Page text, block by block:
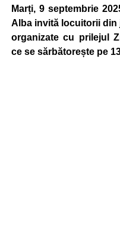
Marți, 9 septembrie
Alba invită locuitorii din
organizate cu prilejul
ce se sărbătorește pe